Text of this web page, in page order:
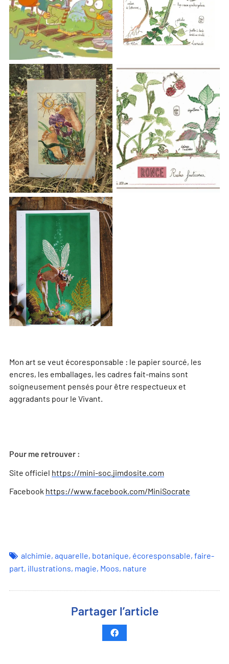
Mon art se veut écoresponsable : le papier sourcé, les
encres, les emballages, les cadres fait-mains sont
soigneusement pensés pour être respectueux et
aggradants pour le Vivant.
Pour me retrouver :
Site officiel https://mini-soc.jimdosite.com
Facebook https://www.facebook.com/MiniSocrate
alchimie,aquarelle, botanique, écoresponsable,faire-
part, illustrations, magie, Moos, nature
Partager l’article